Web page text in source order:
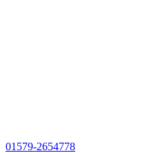
01579-2654778